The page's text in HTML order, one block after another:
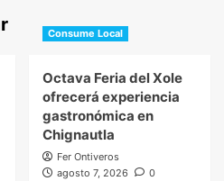
Consume Local
Octava Feria del Xole
ofrecerá experiencia
gastronómica en
Chignautla
Fer Ontiveros
agosto 7, 2026
0